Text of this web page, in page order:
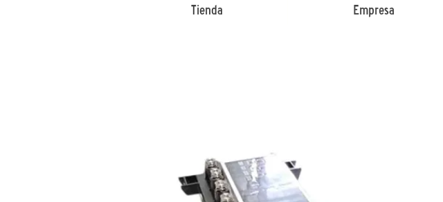
Tienda Empresa